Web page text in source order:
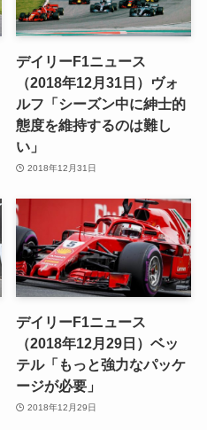
デイリーF1ニュース
（2018年12月31日）ヴォ
ルフ「シーズン中に紳士的
態度を維持するのは難し
い」
2018年12月31日
デイリーF1ニュース
（2018年12月29日）ベッ
テル「もっと強力なパッケ
ージが必要」
2018年12月29日